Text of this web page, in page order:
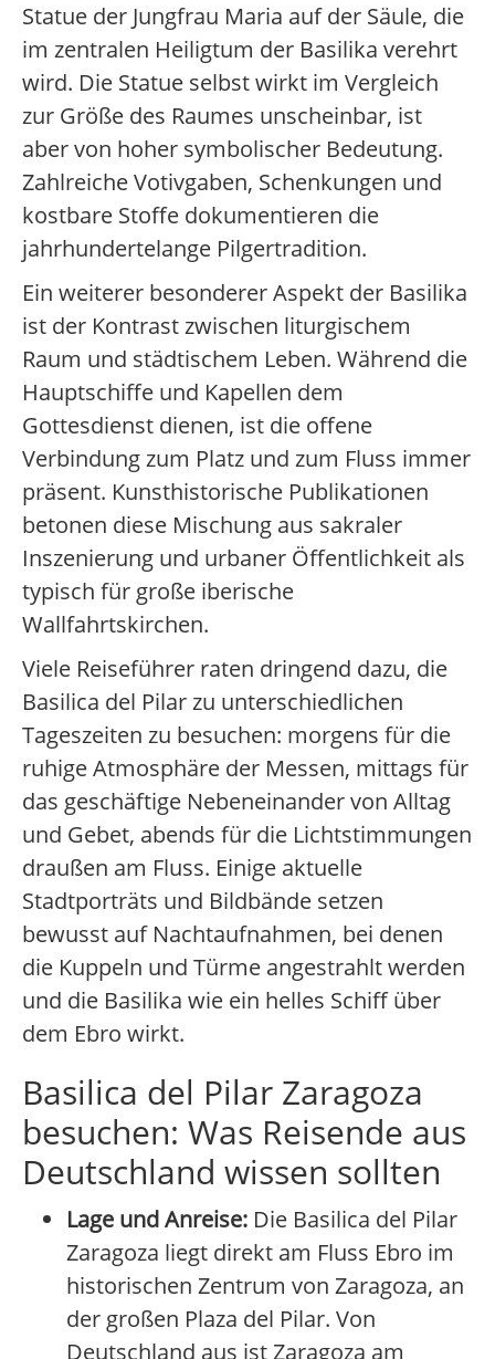
Statue der Jungfrau Maria auf der Säule, die
im zentralen Heiligtum der Basilika verehrt
wird. Die Statue selbst wirkt im Vergleich
zur Größe des Raumes unscheinbar, ist
aber von hoher symbolischer Bedeutung.
Zahlreiche Votivgaben, Schenkungen und
kostbare Stoffe dokumentieren die
jahrhundertelange Pilgertradition.
Ein weiterer besonderer Aspekt der Basilika
ist der Kontrast zwischen liturgischem
Raum und städtischem Leben. Während die
Hauptschiffe und Kapellen dem
Gottesdienst dienen, ist die offene
Verbindung zum Platz und zum Fluss immer
präsent. Kunsthistorische Publikationen
betonen diese Mischung aus sakraler
Inszenierung und urbaner Öffentlichkeit als
typisch für große iberische
Wallfahrtskirchen.
Viele Reiseführer raten dringend dazu, die
Basilica del Pilar zu unterschiedlichen
Tageszeiten zu besuchen: morgens für die
ruhige Atmosphäre der Messen, mittags für
das geschäftige Nebeneinander von Alltag
und Gebet, abends für die Lichtstimmungen
draußen am Fluss. Einige aktuelle
Stadtporträts und Bildbände setzen
bewusst auf Nachtaufnahmen, bei denen
die Kuppeln und Türme angestrahlt werden
und die Basilika wie ein helles Schiff über
dem Ebro wirkt.
Basilica del Pilar Zaragoza
besuchen: Was Reisende aus
Deutschland wissen sollten
Lage und Anreise: Die Basilica del Pilar
Zaragoza liegt direkt am Fluss Ebro im
historischen Zentrum von Zaragoza, an
der großen Plaza del Pilar. Von
Deutschland aus ist Zaragoza am